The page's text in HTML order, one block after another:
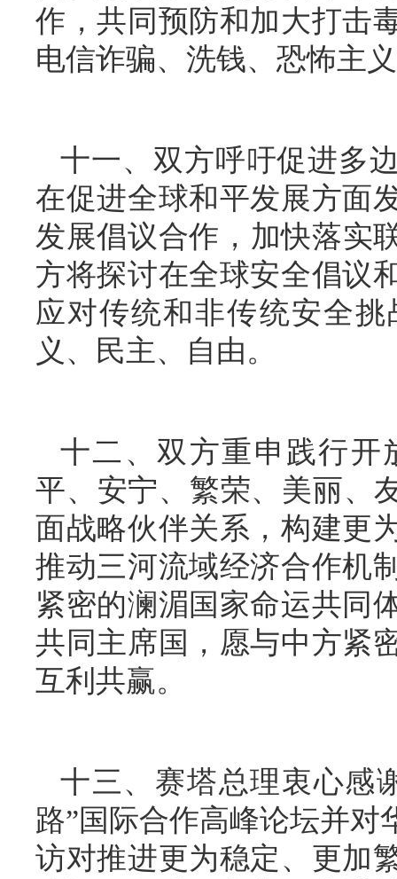
作，共同预防和加大打击
电信诈骗、洗钱、恐怖主
十一、双方呼吁促进多
在促进全球和平发展方面
发展倡议合作，加快落实
方将探讨在全球安全倡议
应对传统和非传统安全
义、民主、自由。
十二、双方重申践行开
平、安宁、繁荣、美丽、
面战略伙伴关系，构建更
推动三河流域经济合作机
紧密的澜湄国家命运共同
共同主席国，愿与中方紧
互利共赢。
十三、赛塔总理衷心感
路”国际合作高峰论坛并
访对推进更为稳定、更加